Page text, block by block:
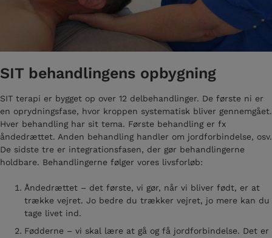
SIT behandlingens opbygning
SIT terapi er bygget op over 12 delbehandlinger. De første ni er
en oprydningsfase, hvor kroppen systematisk bliver gennemgået.
Hver behandling har sit tema. Første behandling er fx
åndedrættet. Anden behandling handler om jordforbindelse, osv.
De sidste tre er integrationsfasen, der gør behandlingerne
holdbare. Behandlingerne følger vores livsforløb:
Åndedrættet – det første, vi gør, når vi bliver født, er at
trække vejret. Jo bedre du trækker vejret, jo mere kan du
tage livet ind.
Fødderne – vi skal lære at gå og få jordforbindelse. Det er